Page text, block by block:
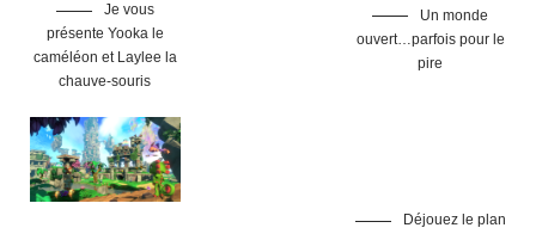
Je vous
présente Yooka le
caméléon et Laylee la
chauve-souris
Un monde
ouvert…parfois pour le
pire
Déjouez le plan